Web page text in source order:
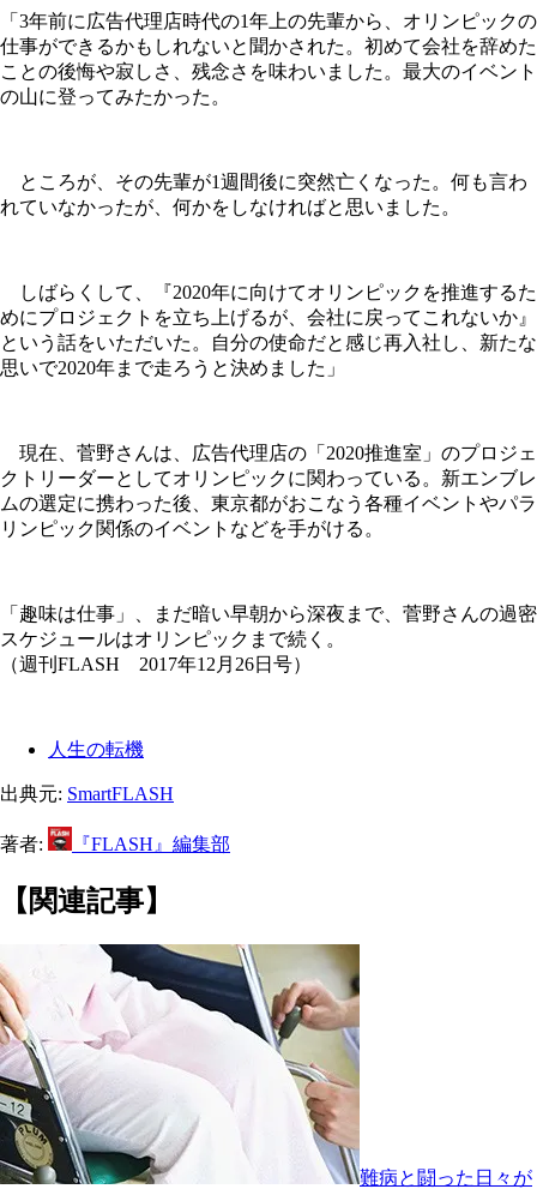
「3年前に広告代理店時代の1年上の先輩から、オリンピックの
仕事ができるかもしれないと聞かされた。初めて会社を辞めた
ことの後悔や寂しさ、残念さを味わいました。最大のイベント
の山に登ってみたかった。
ところが、その先輩が1週間後に突然亡くなった。何も言わ
れていなかったが、何かをしなければと思いました。
しばらくして、『2020年に向けてオリンピックを推進するた
めにプロジェクトを立ち上げるが、会社に戻ってこれないか』
という話をいただいた。自分の使命だと感じ再入社し、新たな
思いで2020年まで走ろうと決めました」
現在、菅野さんは、広告代理店の「2020推進室」のプロジェ
クトリーダーとしてオリンピックに関わっている。新エンブレ
ムの選定に携わった後、東京都がおこなう各種イベントやパラ
リンピック関係のイベントなどを手がける。
「趣味は仕事」、まだ暗い早朝から深夜まで、菅野さんの過密
スケジュールはオリンピックまで続く。
（週刊FLASH 2017年12月26日号）
人生の転機
出典元: SmartFLASH
著者: 『FLASH』編集部
【関連記事】
難病と闘った日々が